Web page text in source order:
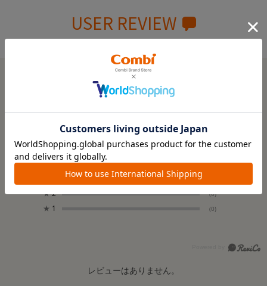
USER REVIEW
ユーザーレビュー
0.0
レビュー件数：0件
★5 (0)
★4 (0)
★2 (0)
★ 1 (0)
レビューはありません。